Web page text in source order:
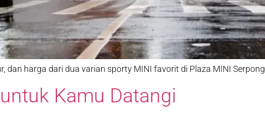
dan harga dari dua varian sporty MINI favorit di Plaza MINI Serpong.
Kamu Datangi